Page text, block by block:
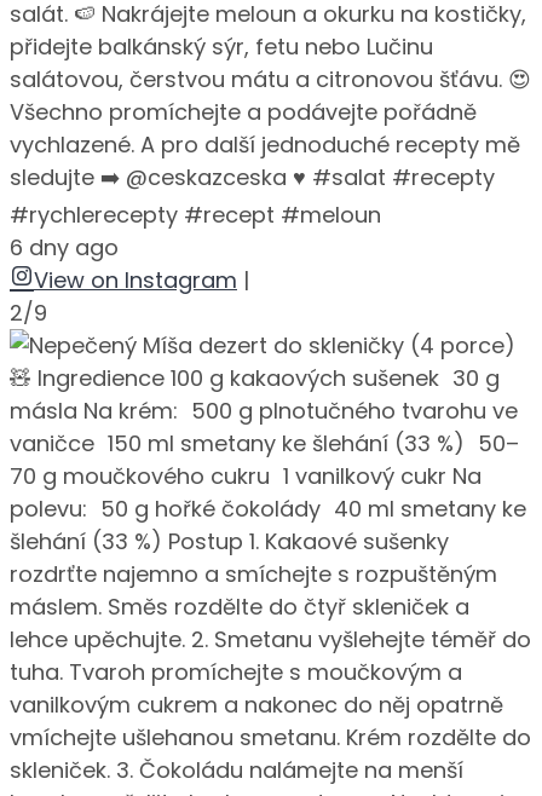
salát. 🍉 Nakrájejte meloun a okurku na kostičky,
přidejte balkánský sýr, fetu nebo Lučinu
salátovou, čerstvou mátu a citronovou šťávu. 😍
Všechno promíchejte a podávejte pořádně
vychlazené. A pro další jednoduché recepty mě
sledujte ➡️ @ceskazceska ♥️ #salat #recepty
#rychlerecepty #recept #meloun
6 dny ago
View on Instagram |
2/9